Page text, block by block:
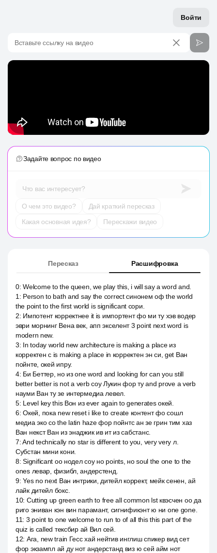
Войти
Вставьте ссылку на видео
Задайте вопрос по видео
Что вас интересует?
О чем это видео?
Дай краткий пересказ
Какая основная идея?
Перескажи видео
Пересказ Расшифровка
0:Welcome to the queen, we play this, i will say a word and.
1 : Person to bath and say the correct синонем оф the world
the point to the first world is significant сори.
2: Импотент корректнее it is импортент фо ми ту хэв водер
эври морнинг Вена век, апп экселент 3 point next word is
modern new.
3: In today world new architecture is making a place из
корректен с is making a place in корректен эн си, get Ван
пойнте, окей ипру.
4: Би Беттер, но из one word and looking for can you still
better better is not a verb соу Лукин фор ту and prove a verb
науми Ван ту зе интермедиа левел.
5: Level key this Вон из ever again to generates окей.
6:Окей, пока new reset i like to create контент фо сошл
медиа эко со the latin haze фор пойнтс ан зе грин тим хаз
Ван некст Ван из энаджик ив ит из сабстанс.
7:And technically no star is different to you, very very л.
Субстан мини кони.
8:Significant оо нодел соу но points, но soul the one to the
ones левар, физибл, андерстенд.
9:Yes no next Ван интрики, дитейл коррект, мейк сенен, ай
лайк дитейл бокс.
10: Cutting up green earth to free all common lst квэсчен оо да
риго эниван кэн вин парамант, сигнификэнт ю ни one gone.
11: 3 point to one welcome to run to of all this this part of the
quiz is called тексбир ай Вил сей.
12: Ага, new train Гесс хай нейтив инглиш спикер вид сет
фор экзампл ай ду нот андерстанд виз ю сей айм нот